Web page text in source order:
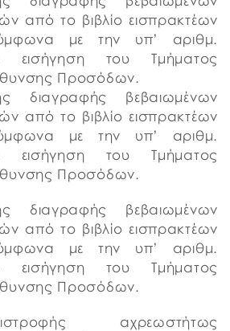
από το βιβλίο εισπρακτέων
με την υπ’ αριθμ.
εισήγηση του Τμήματος
Προσόδων.
διαγραφής βεβαιωμένων
από το βιβλίο εισπρακτέων
με την υπ’ αριθμ.
εισήγηση του Τμήματος
Προσόδων.
διαγραφής βεβαιωμένων
από το βιβλίο εισπρακτέων
με την υπ’ αριθμ.
εισήγηση του Τμήματος
Προσόδων.
αχρεωστήτως